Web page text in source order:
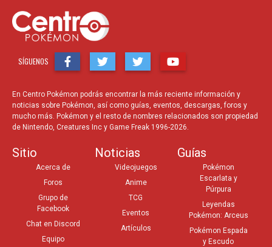
SÍGUENOS
En Centro Pokémon podrás encontrar la más reciente información y
noticias sobre Pokémon, así como guías, eventos, descargas, foros y
mucho más. Pokémon y el resto de nombres relacionados son propiedad
de Nintendo, Creatures Inc y Game Freak 1996-2026.
Sitio
Acerca de
Foros
Grupo de
Facebook
Chat en Discord
Equipo
Noticias
Videojuegos
Anime
TCG
Eventos
Artículos
Guías
Pokémon
Escarlata y
Púrpura
Leyendas
Pokémon: Arceus
Pokémon Espada
y Escudo